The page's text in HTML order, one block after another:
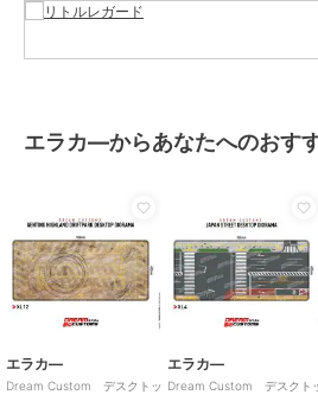
エラカ―からあなたへのおす
エラカ―
Dream Custom デスクトッ
エラカ―
Dream Custom デスクト